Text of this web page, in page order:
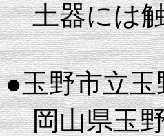
土器には触
●玉野市立
岡山県玉野